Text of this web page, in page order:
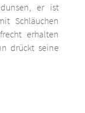
er ist
Schläuchen
erhalten
drückt seine